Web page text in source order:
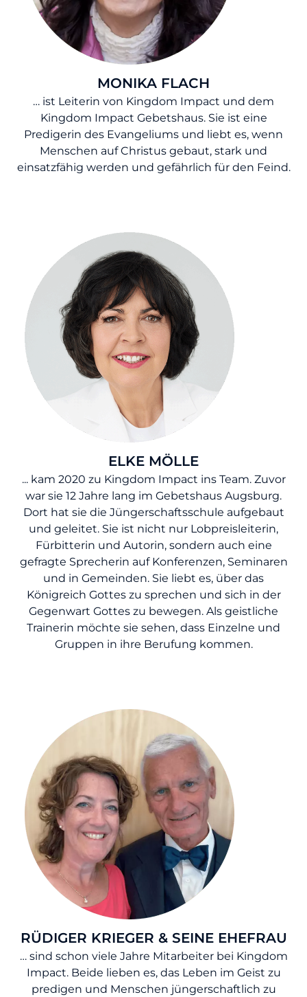
MONIKA FLACH
… ist Leiterin von Kingdom Impact und dem
Kingdom Impact Gebetshaus. Sie ist eine
Predigerin des Evangeliums und liebt es, wenn
Menschen auf Christus gebaut, stark und
einsatzfähig werden und gefährlich für den Feind.
ELKE MÖLLE
... kam 2020 zu Kingdom Impact ins Team. Zuvor
war sie 12 Jahre lang im Gebetshaus Augsburg.
Dort hat sie die Jüngerschaftsschule aufgebaut
und geleitet. Sie ist nicht nur Lobpreisleiterin,
Fürbitterin und Autorin, sondern auch eine
gefragte Sprecherin auf Konferenzen, Seminaren
und in Gemeinden. Sie liebt es, über das
Königreich Gottes zu sprechen und sich in der
Gegenwart Gottes zu bewegen. Als geistliche
Trainerin möchte sie sehen, dass Einzelne und
Gruppen in ihre Berufung kommen.
RÜDIGER KRIEGER & SEINE EHEFRAU
… sind schon viele Jahre Mitarbeiter bei Kingdom
Impact. Beide lieben es, das Leben im Geist zu
predigen und Menschen jüngerschaftlich zu